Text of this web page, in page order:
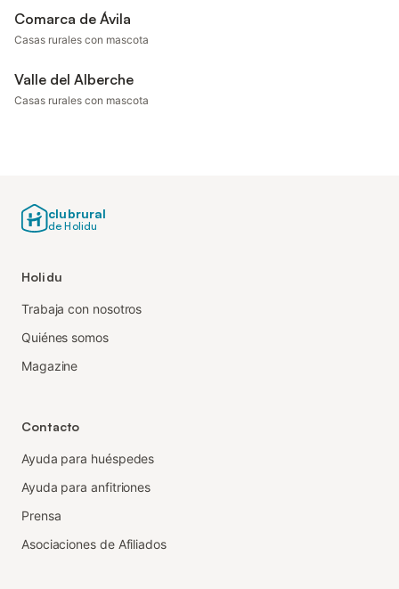
Comarca de Ávila
Casas rurales con mascota
Valle del Alberche
Casas rurales con mascota
clubrural
de Holidu
Holidu
Trabaja con nosotros
Quiénes somos
Magazine
Contacto
Ayuda para huéspedes
Ayuda para anfitriones
Prensa
Asociaciones de Afiliados